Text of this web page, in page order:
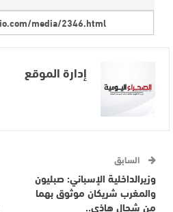
إدارة الموقع
السابق
وزيرالداخلية الإسباني: صبليون
والمغرب شريكان موثوق بهما
من شحال هاذي..